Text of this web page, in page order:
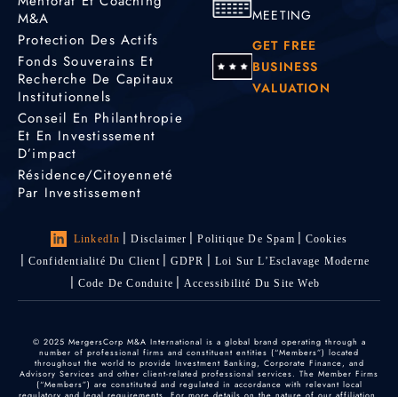
M&A
Protection Des Actifs
Fonds Souverains Et
Recherche De Capitaux
Institutionnels
Conseil En Philanthropie
Et En Investissement
D’impact
Résidence/citoyenneté
Par Investissement
MEETING
GET FREE
BUSINESS
VALUATION
LinkedIn Disclaimer Politique De Spam
Cookies
Confidentialité Du Client
GDPR
Loi Sur L’Esclavage Moderne
Code De Conduite
Accessibilité Du Site Web
© 2025 MergersCorp M&A International is a global brand operating through a
number of professional firms and constituent entities (“Members”) located
throughout the world to provide Investment Banking, Corporate Finance, and
Advisory Services and other client-related professional services. The Member Firms
(“Members”) are constituted and regulated in accordance with relevant local
regulatory and legal requirements. For more details on the nature of our affiliation,